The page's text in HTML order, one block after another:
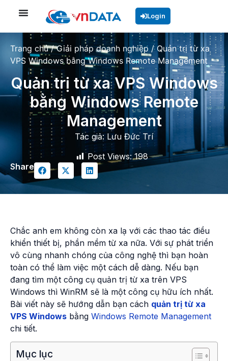
Login
Trang chủ/Giải pháp doanh nghiệp / Quản trị từ xa
VPS Windows bằng Windows Remote Management
Quản trị từ xa VPS Windows
bằng Windows Remote
Management
Tác giả:Lưu Đức Trí
Post Views: 198
Share
Chắc anh em không còn xa lạ với các thao tác điều
khiển thiết bị, phần mềm từ xa nữa. Với sự phát triển
vô cùng nhanh chóng của công nghệ thì bạn hoàn
toàn có thể làm việc một cách dễ dàng. Nếu bạn
đang tìm một công cụ quản trị từ xa trên VPS
Windows thì WinRM sẽ là một công cụ hữu ích nhất.
Bài viết này sẽ hướng dẫn bạn cách quản trị từ xa
VPS Windows bằng Windows Remote Management
chi tiết.
Mục lục